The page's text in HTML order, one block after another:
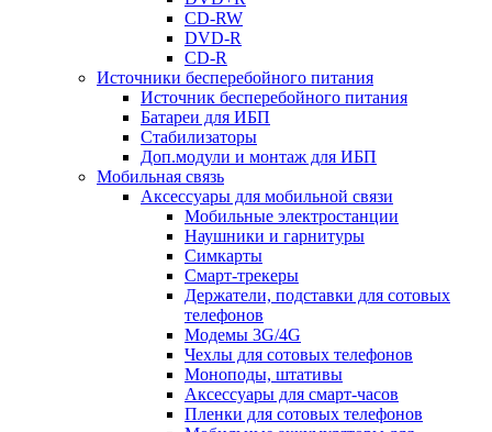
CD-RW
DVD-R
CD-R
Источники бесперебойного питания
Источник бесперебойного питания
Батареи для ИБП
Стабилизаторы
Доп.модули и монтаж для ИБП
Мобильная связь
Аксессуары для мобильной связи
Мобильные электростанции
Наушники и гарнитуры
Симкарты
Смарт-трекеры
Держатели, подставки для сотовых
телефонов
Модемы 3G/4G
Чехлы для сотовых телефонов
Моноподы, штативы
Аксессуары для смарт-часов
Пленки для сотовых телефонов